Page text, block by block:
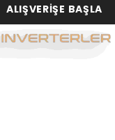
ALIŞVERİŞE BAŞLA